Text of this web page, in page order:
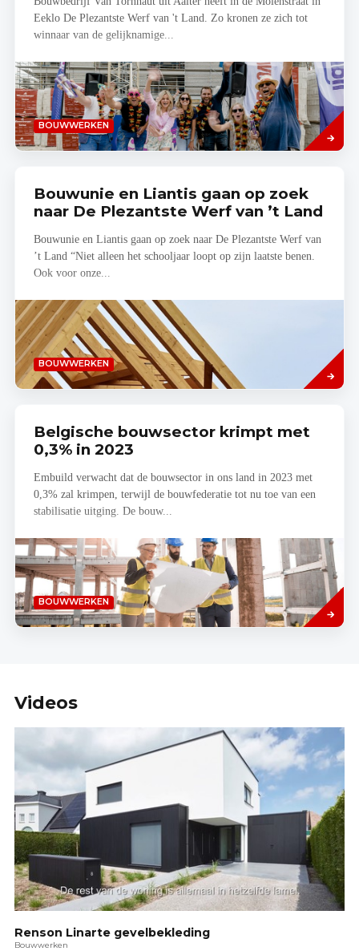
Eeklo De Plezantste Werf van 't Land. Zo kronen ze zich tot
winnaar van de gelijknamige...
BOUWWERKEN
Lees
meer
Bouwunie en Liantis gaan op zoek
naar De Plezantste Werf van ’t Land
Bouwunie en Liantis gaan op zoek naar De Plezantste Werf van
’t Land “Niet alleen het schooljaar loopt op zijn laatste benen.
Ook voor onze...
BOUWWERKEN
meer
Belgische bouwsector krimpt met
0,3% in 2023
Embuild verwacht dat de bouwsector in ons land in 2023 met
0,3% zal krimpen, terwijl de bouwfederatie tot nu toe van een
stabilisatie uitging. De bouw...
BOUWWERKEN
Lees
meer
Videos
Renson Linarte gevelbekleding
Bouwwerken